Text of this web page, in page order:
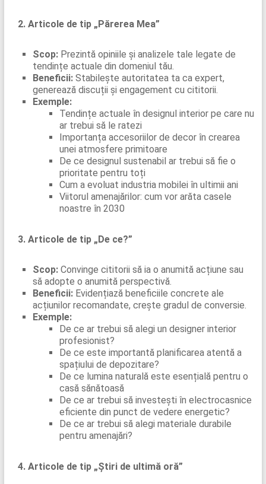
2. Articole de tip „Părerea Mea”
Scop:Prezintă opiniile și analizele tale legate de
tendințe actuale din domeniul tău.
Beneficii:Stabilește autoritatea ta ca expert,
generează discuții și engagement cu cititorii.
Exemple:
Tendințe actuale în designul interior pe care nu
ar trebui să le ratezi
Importanța accesoriilor de decor în crearea
unei atmosfere primitoare
De ce designul sustenabil ar trebui să fie o
prioritate pentru toți
Cum a evoluat industria mobilei în ultimii ani
Viitorul amenajărilor: cum vor arăta casele
noastre în 2030
3. Articole de tip „De ce?”
Scop:Convinge cititorii să ia o anumită acțiune sau
să adopte o anumită perspectivă.
Beneficii:Evidențiază beneficiile concrete ale
acțiunilor recomandate, crește gradul de conversie.
Exemple:
De ce ar trebui să alegi un designer interior
profesionist?
De ce este importantă planificarea atentă a
spațiului de depozitare?
De ce lumina naturală este esențială pentru o
casă sănătoasă
De ce ar trebui să investești în electrocasnice
eficiente din punct de vedere energetic?
De ce ar trebui să alegi materiale durabile
pentru amenajări?
4. Articole de tip „Știri de ultimă oră”